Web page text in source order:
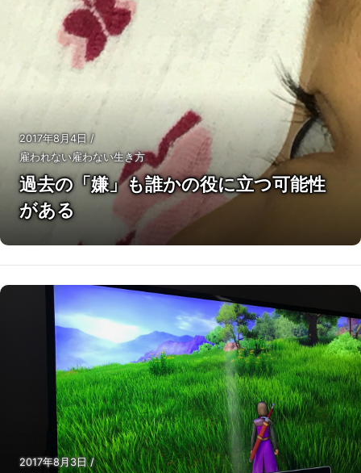
2017年8月4日/
雇われない雇わない生き方
過去の「嫌」も誰かの役に立つ可能性
がある
2017年8月3日/